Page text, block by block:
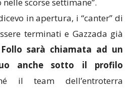
in apertura, i “canter” di
terminati e Gazzada già
sarà chiamata ad un
anche sotto il profilo
il team dell’entroterra